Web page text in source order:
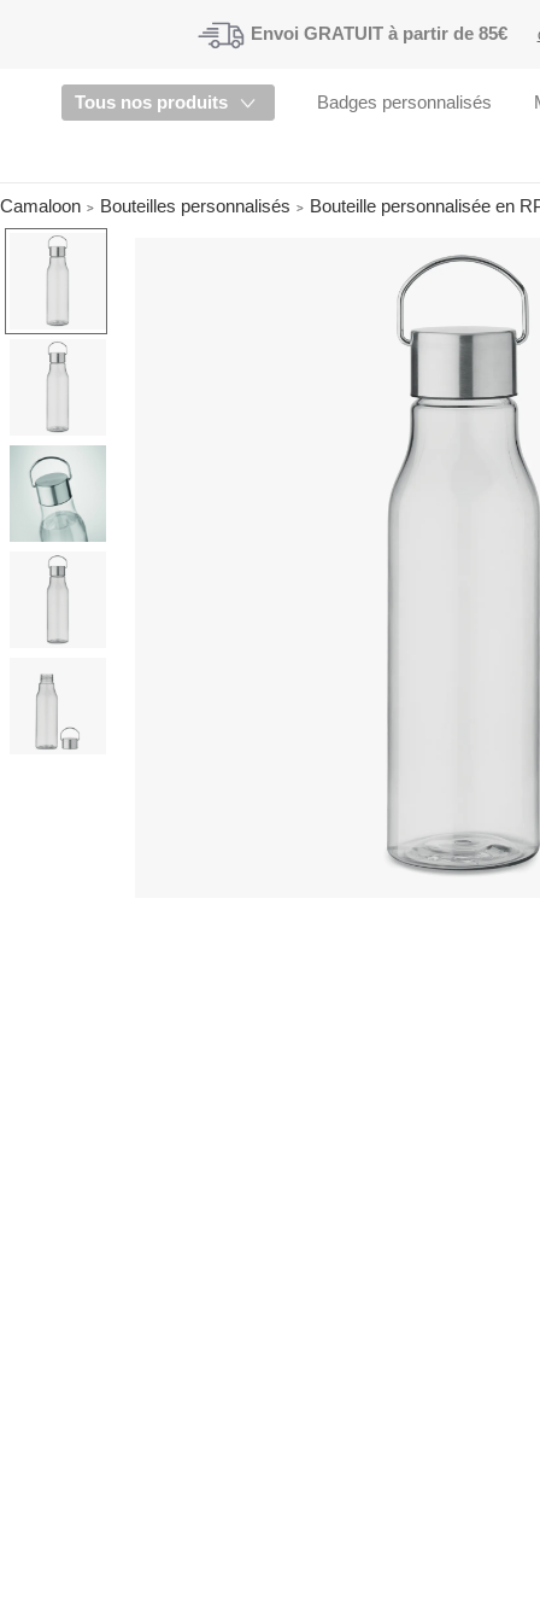
Envoi GRATUIT à partir de 85€
Tous nos produits Badges personnalisés
Camaloon Bouteilles personnalisés Bouteille personnalisée en